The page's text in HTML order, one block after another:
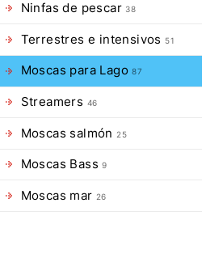
Ninfas de pescar 38
Terrestres e intensivos 51
Moscas para Lago87
Streamers 46
Moscas salmón 25
Moscas Bass9
Moscas mar 26